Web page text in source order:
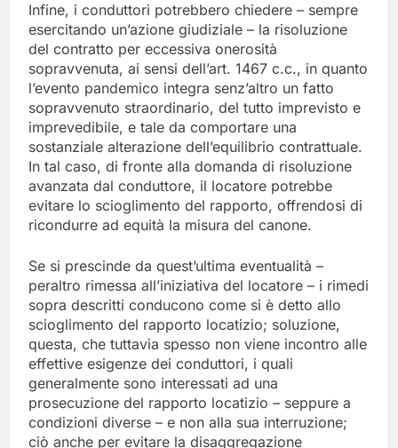
Infine, i conduttori potrebbero chiedere – sempre
esercitando un’azione giudiziale – la risoluzione
del contratto per eccessiva onerosità
sopravvenuta, ai sensi dell’art. 1467 c.c., in quanto
l’evento pandemico integra senz’altro un fatto
sopravvenuto straordinario, del tutto imprevisto e
imprevedibile, e tale da comportare una
sostanziale alterazione dell’equilibrio contrattuale.
In tal caso, di fronte alla domanda di risoluzione
avanzata dal conduttore, il locatore potrebbe
evitare lo scioglimento del rapporto, offrendosi di
ricondurre ad equità la misura del canone.
Se si prescinde da quest’ultima eventualità –
peraltro rimessa all’iniziativa del locatore – i rimedi
sopra descritti conducono come si è detto allo
scioglimento del rapporto locatizio; soluzione,
questa, che tuttavia spesso non viene incontro alle
effettive esigenze dei conduttori, i quali
generalmente sono interessati ad una
prosecuzione del rapporto locatizio – seppure a
condizioni diverse – e non alla sua interruzione;
ciò anche per evitare la disaggregazione